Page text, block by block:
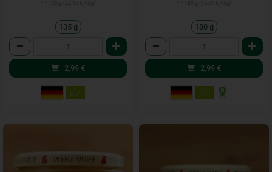
135 g
Anzahl
2,99 €
180 g
Anzahl
2,99 €